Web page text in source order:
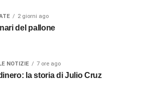
2 giorni ago
del pallone
NOTIZIE 7 ore ago
la storia di Julio Cruz